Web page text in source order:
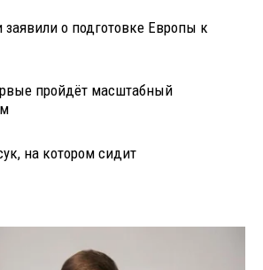
о подготовке Европы к
пройдёт масштабный
на котором сидит